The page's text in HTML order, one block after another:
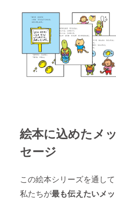
絵本に込めたメッ
セージ
この絵本シリーズを通して
私たちが最も伝えたいメッ